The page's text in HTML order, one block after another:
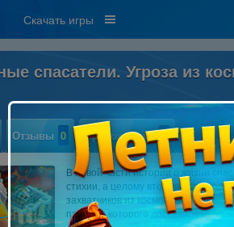
Скачать игры
спасатели. Угроза из
Отзывы 0 Прохождение 0
В новой части истории о жизни
стихии, а целому вторжению
захватчиков из космоса
падение которого доставило